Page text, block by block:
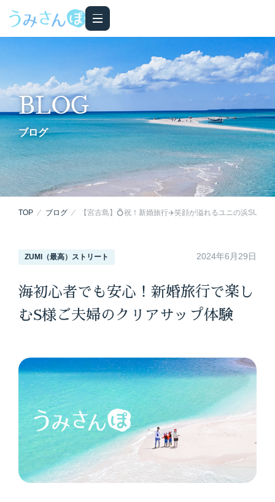
BLOG
ブログ
TOP ブログ 【宮古島】💍祝！新婚旅行✈️笑顔が溢れるユニの浜SUPツ
ZUMI（最高）ストリート 2024年6月29日
海初心者でも安心！新婚旅行で楽し
むS様ご夫婦のクリアサップ体験